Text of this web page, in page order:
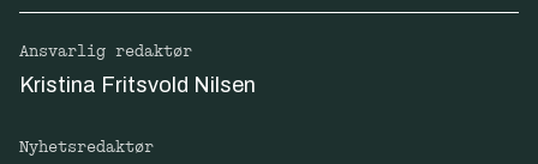
Ansvarlig redaktør
Kristina Fritsvold Nilsen
Nyhetsredaktør